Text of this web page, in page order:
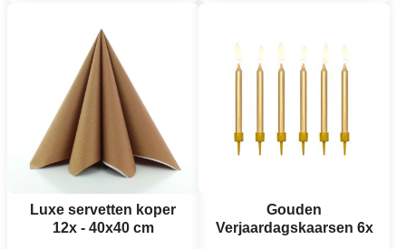
Luxe servetten koper
12x - 40x40 cm
Gouden
Verjaardagskaarsen 6x